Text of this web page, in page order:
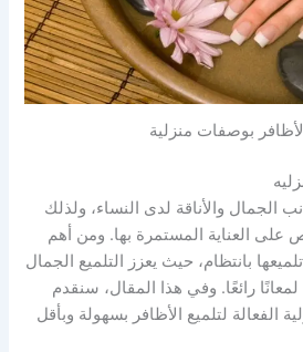
بوصفات منزلية
الجمال والأناقة لدى النساء، ولذلك
العناية المستمرة بها. ومن أهم
بانتظام، حيث يعزز التلميع الجمال
رائعًا. وفي هذا المقال، سنقدم
الفعالة لتلميع الأظافر بسهولة وبأقل